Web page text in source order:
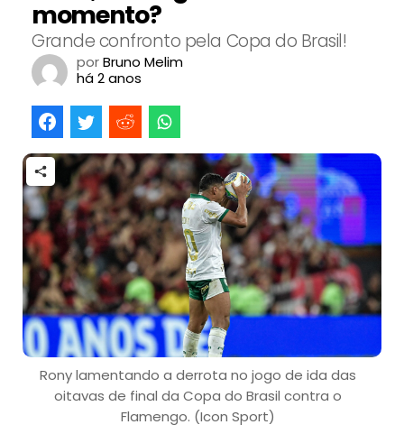
momento?
Grande confronto pela Copa do Brasil!
porBruno Melim
há 2 anos
Rony lamentando a derrota no jogo de ida das
oitavas de final da Copa do Brasil contra o
Flamengo. (Icon Sport)